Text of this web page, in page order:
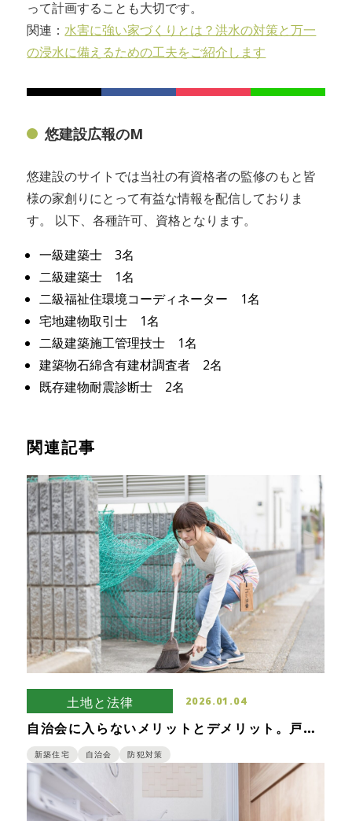
って計画することも大切です。
関連：水害に強い家づくりとは？洪水の対策と万一
の浸水に備えるための工夫をご紹介します
悠建設広報のM
悠建設のサイトでは当社の有資格者の監修のもと皆
様の家創りにとって有益な情報を配信しておりま
す。 以下、各種許可、資格となります。
一級建築士 3名
二級建築士 1名
二級福祉住環境コーディネーター 1名
宅地建物取引士 1名
二級建築施工管理技士 1名
建築物石綿含有建材調査者 2名
既存建物耐震診断士 2名
関連記事
土地と法律 2026.01.04
自治会に入らないメリットとデメリット。戸建
てはゴミが出せなくなる？
新築住宅 自治会 防犯対策